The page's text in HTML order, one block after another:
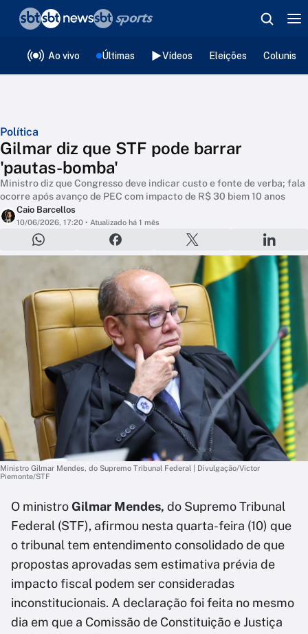
Ao vivo Últimas Vídeos Eleições
Política
Gilmar diz que STF pode barrar
'pautas-bomba'
Ministro diz que Congresso deve indicar custo e fonte de verba; fala
ocorre após avanço de PEC com impacto de R$ 30 biem 10 anos
Caio Barcellos
10/06/2026, 17:20 • Atualizado há 1 mês
Ministro Gilmar Mendes, do Supremo Tribunal Federal | Divulgação/Victor
Piemonte/STF
O ministroGilmar Mendes, do Supremo Tribunal
Federal (STF), afirmou nesta quarta-feira (10) que
o tribunal tem entendimento consolidado de que
propostas aprovadas sem estimativa prévia de
impacto fiscal podem ser consideradas
inconstitucionais. A declaração foi feita no mesmo
dia em que a Comissão de Constituição e Justiça
❮voltar
Editorias